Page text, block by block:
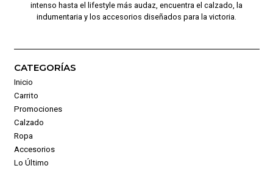
intenso hasta el lifestyle más audaz, encuentra el calzado, la
indumentaria y los accesorios diseñados para la victoria.
CATEGORÍAS
Inicio
Carrito
Promociones
Calzado
Ropa
Accesorios
Lo Último